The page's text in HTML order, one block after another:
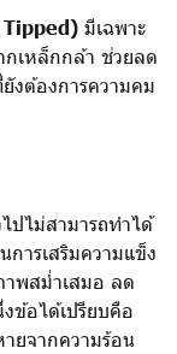
มีเฉพาะ
กเหล็กกล้า ช่วยลด
งต้องการความคม
ปไม่สามารถทำได้
ารเสริมความแข็ง
พสม่ำเสมอ ลด
ข้อได้เปรียบคือ
ยจากความร้อน